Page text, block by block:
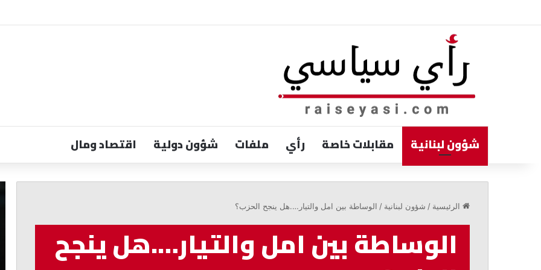
شؤون لبنانية مقابلات خاصة رأي ملفات شؤون دولية اقتصاد ومال
الرئيسية / شؤون لبنانية / الوساطة بين امل والتيار….هل ينجح الحزب؟
الوساطة بين امل والتيار….هل ينجح
خطاب
الكراهية
تبدأ
بالمحبة
والحوار
تواجه
كارثة
بيئية